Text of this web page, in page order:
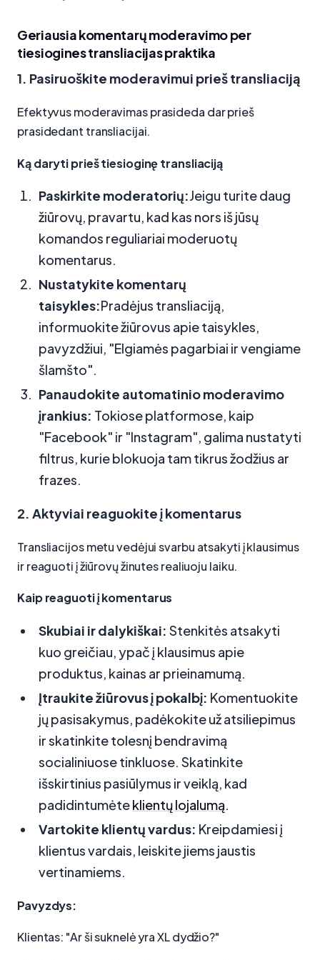
Geriausia komentarų moderavimo per
tiesiogines transliacijas praktika
1. Pasiruoškite moderavimui prieš transliaciją
Efektyvus moderavimas prasideda dar prieš
prasidedant transliacijai.
Ką daryti prieš tiesioginę transliaciją
Paskirkite moderatorių:Jeigu turite daug
žiūrovų, pravartu, kad kas nors iš jūsų
komandos reguliariai moderuotų
komentarus.
Nustatykite komentarų
taisykles:Pradėjus transliaciją,
informuokite žiūrovus apie taisykles,
pavyzdžiui, "Elgiamės pagarbiai ir vengiame
šlamšto".
Panaudokite automatinio moderavimo
įrankius: Tokiose platformose, kaip
"Facebook" ir "Instagram", galima nustatyti
filtrus, kurie blokuoja tam tikrus žodžius ar
frazes.
2. Aktyviai reaguokite į komentarus
Transliacijos metu vedėjui svarbu atsakyti į klausimus
ir reaguoti į žiūrovų žinutes realiuoju laiku.
Kaip reaguoti į komentarus
Skubiai ir dalykiškai: Stenkitės atsakyti
kuo greičiau, ypač į klausimus apie
produktus, kainas ar prieinamumą.
Įtraukite žiūrovus į pokalbį: Komentuokite
jų pasisakymus, padėkokite už atsiliepimus
ir skatinkite tolesnį bendravimą
socialiniuose tinkluose. Skatinkite
išskirtinius pasiūlymus ir veiklą, kad
padidintumėteklientų lojalumą.
Vartokite klientų vardus: Kreipdamiesi į
klientus vardais, leiskite jiems jaustis
vertinamiems.
Pavyzdys:
Klientas: "Ar ši suknelė yra XL dydžio?"